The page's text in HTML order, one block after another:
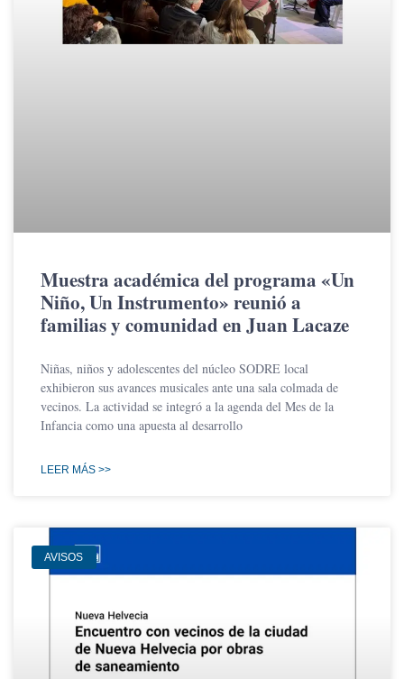
Muestra académica del programa «Un
Niño, Un Instrumento» reunió a
familias y comunidad en Juan Lacaze
Niñas, niños y adolescentes del núcleo SODRE local
exhibieron sus avances musicales ante una sala colmada de
vecinos. La actividad se integró a la agenda del Mes de la
Infancia como una apuesta al desarrollo
LEER MÁS >>
AVISOS